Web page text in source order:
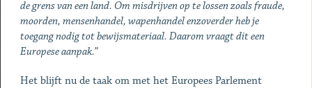
de grens van een land. Om misdrijven op te lossen zoals fraude,
moorden, mensenhandel, wapenhandel enzoverder heb je
toegang nodig tot bewijsmateriaal. Daarom vraagt dit een
Europese aanpak.”
Het blijft nu de taak om met het Europees Parlement